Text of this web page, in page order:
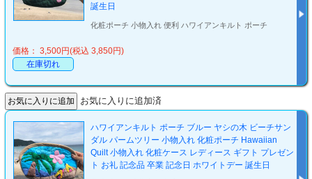
誕生日
化粧ポーチ 小物入れ 便利 ハワイアンキルト ポーチ
価格： 3,500円(税込 3,850円)
在庫切れ
お気に入りに追加済
ハワイアンキルト ポーチ ブルー ヤシの木 ビーチサン
ダル パームツリー 小物入れ 化粧ポーチ Hawaiian
Quilt 小物入れ 化粧ケース レディース ギフト プレゼン
ト お礼 記念品 卒業 記念日 ホワイトデー 誕生日